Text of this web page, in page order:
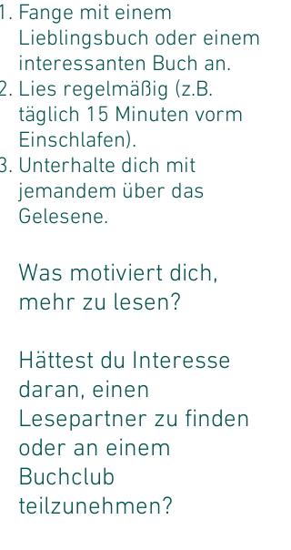
Fange mit einem
Lieblingsbuch oder einem
interessanten Buch an.
Lies regelmäßig (z.B.
täglich 15 Minuten vorm
Einschlafen).
Unterhalte dich mit
jemandem über das
Gelesene.
Was motiviert dich,
mehr zu lesen?
Hättest du Interesse
daran, einen
Lesepartner zu finden
oder an einem
Buchclub
teilzunehmen?